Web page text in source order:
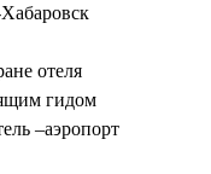
отеля
гидом
–аэропорт